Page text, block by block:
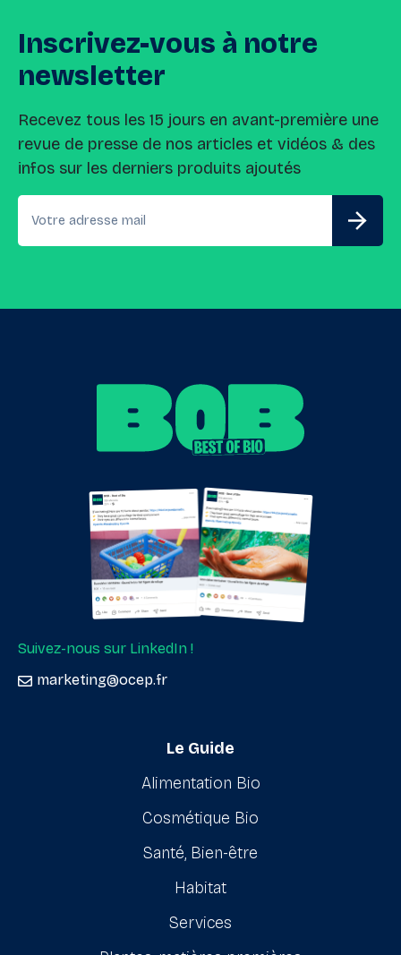
Inscrivez-vous à notre
newsletter
Recevez tous les 15 jours en avant-première une
revue de presse de nos articles et vidéos & des
infos sur les derniers produits ajoutés
Suivez-nous sur LinkedIn !
marketing@ocep.fr
Le Guide
Alimentation Bio
Cosmétique Bio
Santé, Bien-être
Habitat
Services